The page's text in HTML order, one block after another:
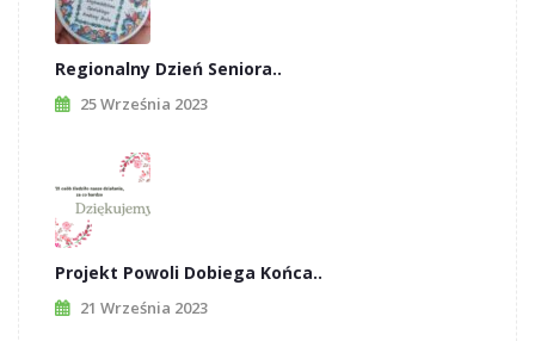
Regionalny Dzień Seniora..
25 Września 2023
Projekt Powoli Dobiega Końca..
21 Września 2023